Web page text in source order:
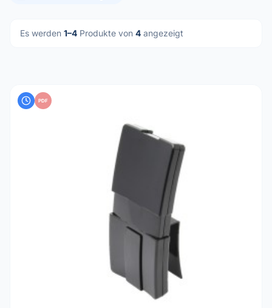
Es werden 1–4 Produkte von 4 angezeigt
PDF